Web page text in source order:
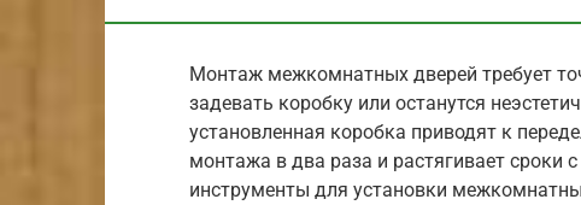
Монтаж межкомнатных дверей требует
задевать коробку или останутся
установленная коробка приводят к
монтажа в два раза и растягивает сроки
инструменты для установки